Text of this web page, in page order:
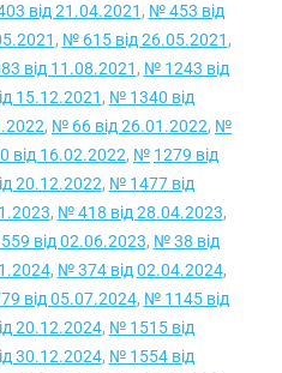
від 21.04.2021 , № 453 від
, № 615 від 26.05.2021 ,
від 11.08.2021 , № 1243 від
15.12.2021 , № 1340 від
, № 66 від 26.01.2022, №
від 16.02.2022, № 1279 від
20.12.2022, № 1477 від
, № 418 від 28.04.2023,
від 02.06.2023, № 38 від
, № 374 від 02.04.2024,
від 05.07.2024, № 1145 від
20.12.2024, № 1515 від
30.12.2024, № 1554 від